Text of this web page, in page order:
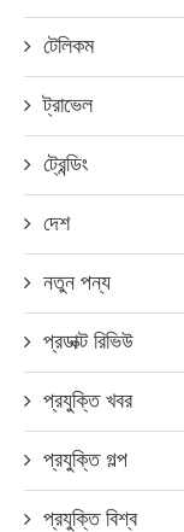
টেলিকম
ট্রাভেল
ট্রেন্ডিং
দেশ
নতুন পন্য
প্রডাক্ট রিভিউ
প্রযুক্তি খবর
প্রযুক্তি গল্প
প্রযুক্তি বিশ্ব